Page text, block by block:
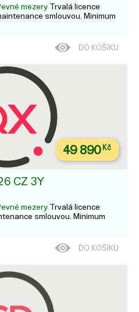
mezery Trvalá licence
smlouvou. Minimum
DO KOŠÍKU
49 890Kč
CZ 3Y
mezery Trvalá licence
smlouvou. Minimum
DO KOŠÍKU